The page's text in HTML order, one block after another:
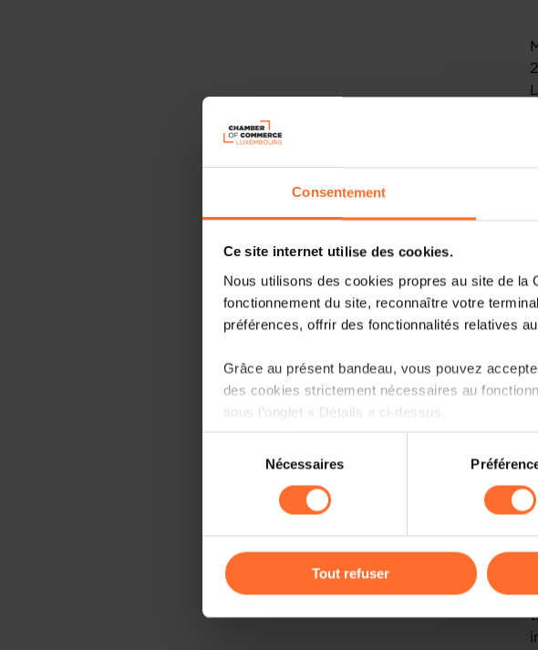
Consentement
Ce site internet utilise des cookies.
Nous utilisons des cookies propres au site de
fonctionnement du site, reconnaître votre
préférences, offrir des fonctionnalités relatives
Grâce au présent bandeau, vous pouvez
des cookies strictement nécessaires au
sous l’onglet « Détails » ci-dessus.
Il est précisé que la navigation sur le site et
sociaux, sauvegarde des préférences de
cas de refus de tous les cookies ou des cookies
gauche de chaque page.
consentement
Nécessaires
Tout refuser